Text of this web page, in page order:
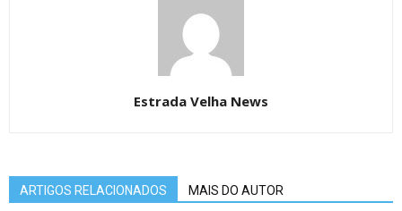
Estrada Velha News
ARTIGOS RELACIONADOS MAIS DO AUTOR